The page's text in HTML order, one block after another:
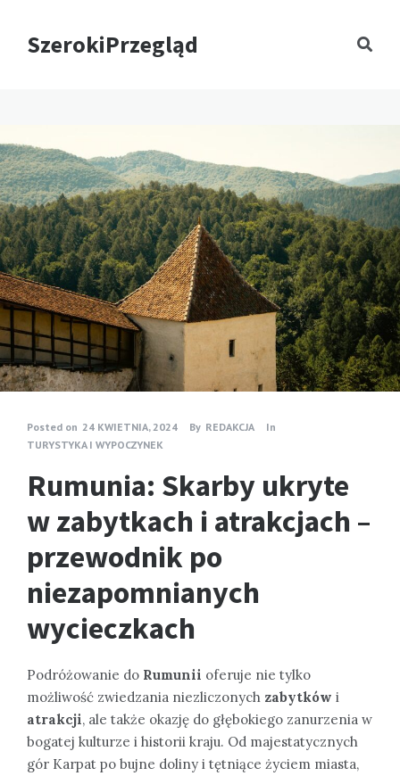
SzerokiPrzegląd
Posted on 24 KWIETNIA, 2024 By REDAKCJA
In
TURYSTYKA I WYPOCZYNEK
Rumunia: Skarby ukryte
w zabytkach i atrakcjach –
przewodnik po
niezapomnianych
wycieczkach
Podróżowanie do Rumunii oferuje nie tylko
możliwość zwiedzania niezliczonych zabytków i
atrakcji, ale także okazję do głębokiego zanurzenia w
bogatej kulturze i historii kraju. Od majestatycznych
gór Karpat po bujne doliny i tętniące życiem miasta,